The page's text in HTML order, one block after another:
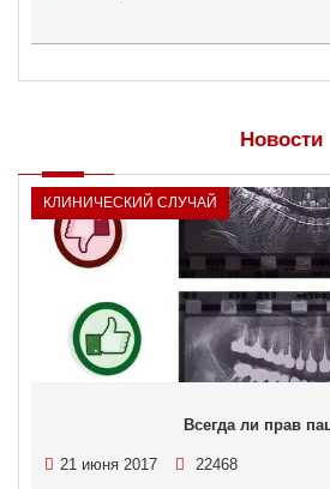
Новости
КЛИНИЧЕСКИЙ СЛУЧАЙ
Всегда ли прав
21 июня 2017 22468